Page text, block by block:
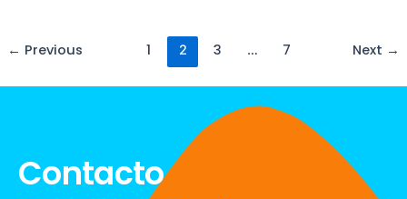
← Previous 1 2 3 … 7 Next →
Contacto